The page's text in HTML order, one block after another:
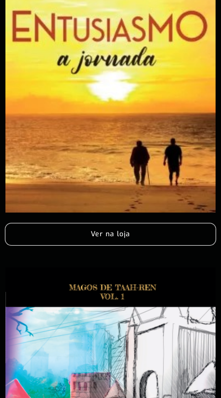
Ver na loja